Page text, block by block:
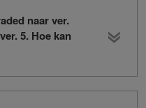
naar ver.
5. Hoe kan